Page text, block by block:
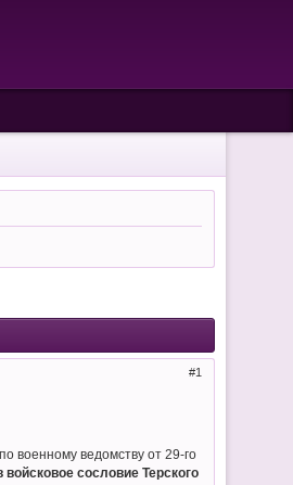
1
военному ведомству от 29-го
сословие Терского